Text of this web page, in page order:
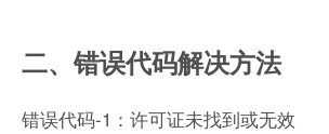
二、错误代码解决方法
错误代码-1：许可证未找到或无效